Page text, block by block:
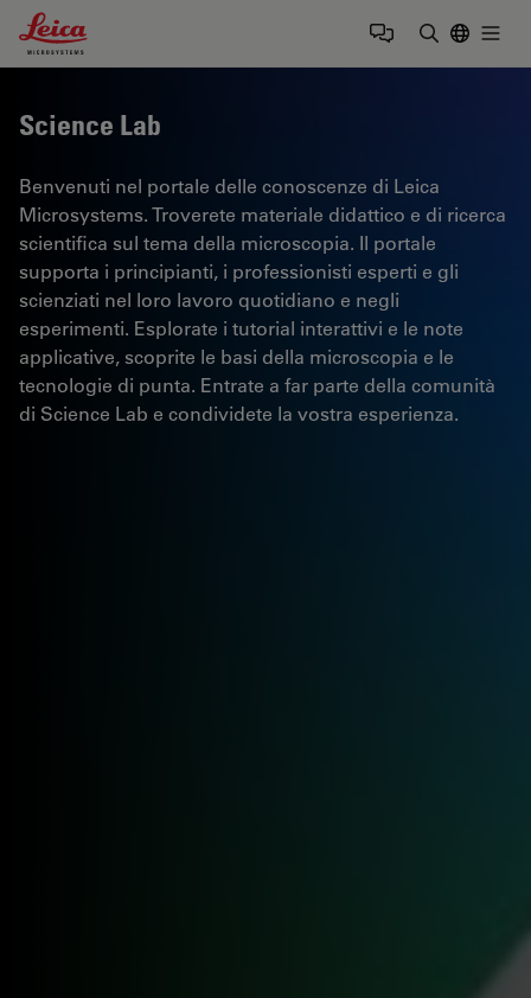
Leica Microsystems Logo
Science Lab
Benvenuti nel portale delle conoscenze di Leica
Microsystems. Troverete materiale didattico e di ricerca
scientifica sul tema della microscopia. Il portale
supporta i principianti, i professionisti esperti e gli
scienziati nel loro lavoro quotidiano e negli
esperimenti. Esplorate i tutorial interattivi e le note
applicative, scoprite le basi della microscopia e le
tecnologie di punta. Entrate a far parte della comunità
di Science Lab e condividete la vostra esperienza.